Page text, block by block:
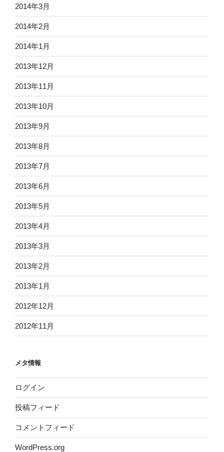
2014年3月
2014年2月
2014年1月
2013年12月
2013年11月
2013年10月
2013年9月
2013年8月
2013年7月
2013年6月
2013年5月
2013年4月
2013年3月
2013年2月
2013年1月
2012年12月
2012年11月
メタ情報
ログイン
投稿フィード
コメントフィード
WordPress.org